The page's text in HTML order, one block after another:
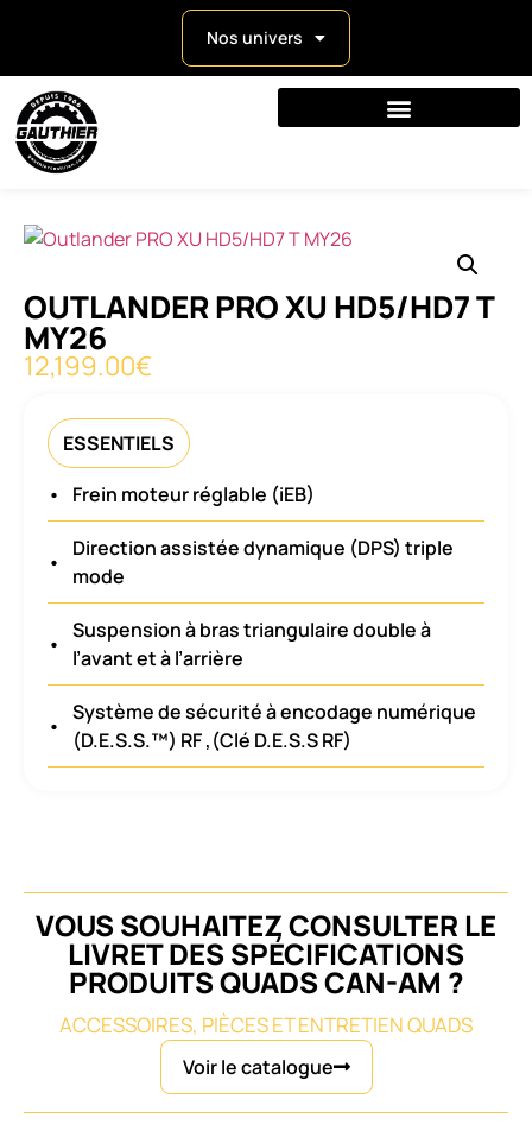
Nos univers
OUTLANDER PRO XU HD5/HD7 T
MY26
12,199.00€
ESSENTIELS
•
Frein moteur réglable (iEB)
•
Direction assistée dynamique (DPS) triple
mode
•
Suspension à bras triangulaire double à
l’avant et à l’arrière
•
Système de sécurité à encodage numérique
(D.E.S.S.™) RF ,(Clé D.E.S.S RF)
VOUS SOUHAITEZ CONSULTER LE
LIVRET DES SPÉCIFICATIONS
PRODUITS QUADS CAN-AM ?
ACCESSOIRES, PIÈCES ET ENTRETIEN QUADS
Voir le catalogue